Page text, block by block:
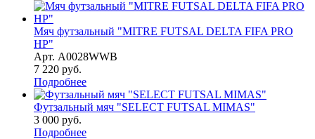
Мяч футзальный "MITRE FUTSAL DELTA FIFA PRO
HP"
Арт. A0028WWB
7 220 руб.
Подробнее
Футзальный мяч "SELECT FUTSAL MIMAS"
3 000 руб.
Подробнее